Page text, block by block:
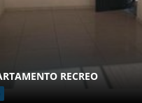
RECREO